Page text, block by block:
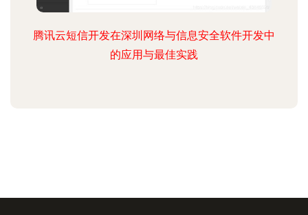
腾讯云短信开发在深圳网络与信息安全软件开发中
的应用与最佳实践